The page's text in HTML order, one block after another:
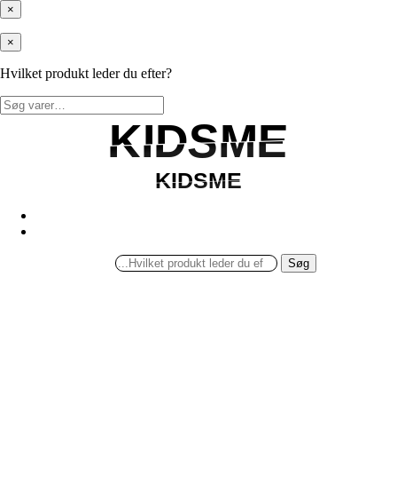
×
×
Hvilket produkt leder du efter?
Søg
efter:
KIDSME
KIDSME
KIDSME
KIDSME
Søg